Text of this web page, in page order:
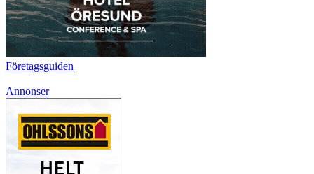
Företagsguiden
Annonser